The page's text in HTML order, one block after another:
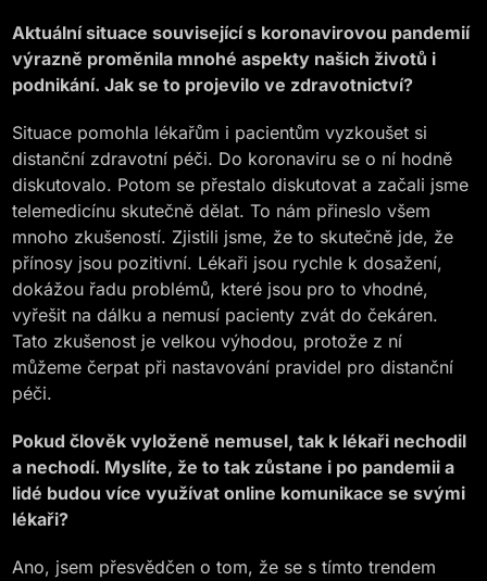
Aktuální situace související s koronavirovou pandemií
výrazně proměnila mnohé aspekty našich životů i
podnikání. Jak se to projevilo ve zdravotnictví?
Situace pomohla lékařům i pacientům vyzkoušet si
distanční zdravotní péči. Do koronaviru se o ní hodně
diskutovalo. Potom se přestalo diskutovat a začali jsme
telemedicínu skutečně dělat. To nám přineslo všem
mnoho zkušeností. Zjistili jsme, že to skutečně jde, že
přínosy jsou pozitivní. Lékaři jsou rychle k dosažení,
dokážou řadu problémů, které jsou pro to vhodné,
vyřešit na dálku a nemusí pacienty zvát do čekáren.
Tato zkušenost je velkou výhodou, protože z ní
můžeme čerpat při nastavování pravidel pro distanční
péči.
Pokud člověk vyloženě nemusel, tak k lékaři nechodil
a nechodí. Myslíte, že to tak zůstane i po pandemii a
lidé budou více využívat online komunikace se svými
lékaři?
Ano, jsem přesvědčen o tom, že se s tímto trendem